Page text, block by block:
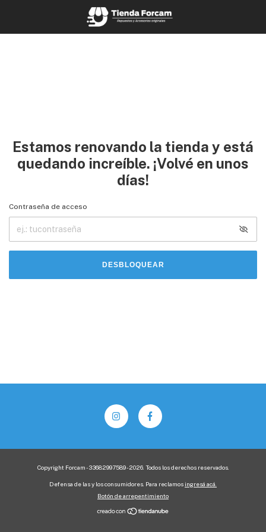
Estamos renovando la tienda y está
quedando increíble. ¡Volvé en unos
días!
Contraseña de acceso
DESBLOQUEAR
Copyright Forcam - 33682997589 - 2026. Todos los derechos reservados.
Defensa de las y los consumidores. Para reclamos ingresá acá.
Botón de arrepentimiento